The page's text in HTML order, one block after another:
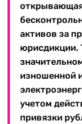
активов за
юрисдикции.
изношенной
учетом
привязки